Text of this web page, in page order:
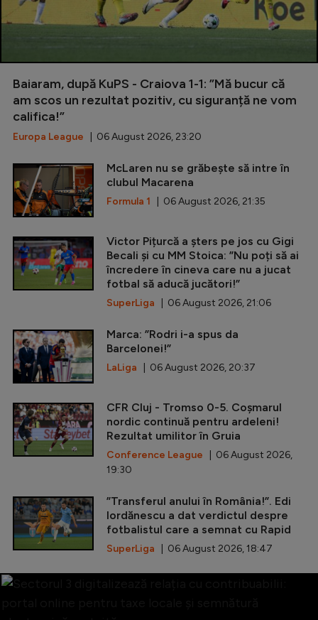
Baiaram, după KuPS - Craiova 1-1: ”Mă bucur că
am scos un rezultat pozitiv, cu siguranță ne vom
califica!”
Europa League | 06 August 2026, 23:20
McLaren nu se grăbește să intre în
clubul Macarena
Formula 1 | 06 August 2026, 21:35
Victor Pițurcă a șters pe jos cu Gigi
Becali și cu MM Stoica: ”Nu poți să ai
încredere în cineva care nu a jucat
fotbal să aducă jucători!”
SuperLiga | 06 August 2026, 21:06
Marca: ”Rodri i-a spus da
Barcelonei!”
LaLiga | 06 August 2026, 20:37
CFR Cluj - Tromso 0-5. Coșmarul
nordic continuă pentru ardeleni!
Rezultat umilitor în Gruia
Conference League | 06 August 2026,
19:30
”Transferul anului în România!”. Edi
Iordănescu a dat verdictul despre
fotbalistul care a semnat cu Rapid
SuperLiga | 06 August 2026, 18:47